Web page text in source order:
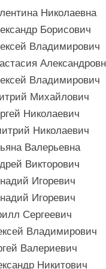
Николаевна
Борисович
Владимирович
Владимирович
Михайлович
Николаевич
Николаевич
Валерьевна
Викторович
Игоревич
Игоревич
Сергеевич
Владимирович
Валериевич
Никитович